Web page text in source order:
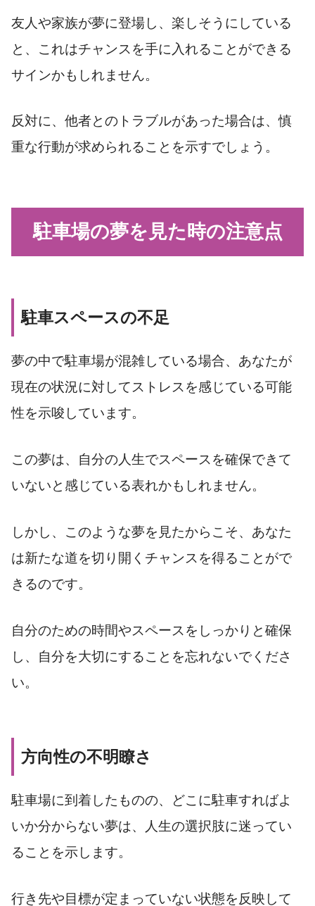
友人や家族が夢に登場し、楽しそうにしている
と、これはチャンスを手に入れることができる
サインかもしれません。
反対に、他者とのトラブルがあった場合は、慎
重な行動が求められることを示すでしょう。
駐車場の夢を見た時の注意点
駐車スペースの不足
夢の中で駐車場が混雑している場合、あなたが
現在の状況に対してストレスを感じている可能
性を示唆しています。
この夢は、自分の人生でスペースを確保できて
いないと感じている表れかもしれません。
しかし、このような夢を見たからこそ、あなた
は新たな道を切り開くチャンスを得ることがで
きるのです。
自分のための時間やスペースをしっかりと確保
し、自分を大切にすることを忘れないでくださ
い。
方向性の不明瞭さ
駐車場に到着したものの、どこに駐車すればよ
いか分からない夢は、人生の選択肢に迷ってい
ることを示します。
行き先や目標が定まっていない状態を反映して